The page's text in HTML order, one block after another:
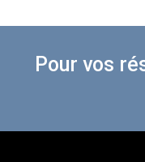
Pour vos